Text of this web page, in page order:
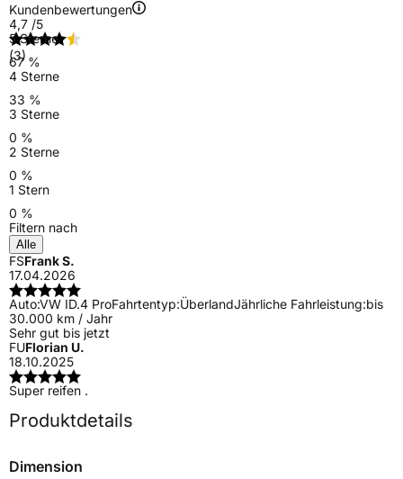
Kundenbewertungen
4,7 /5
(3)
5 Sterne
67 %
4 Sterne
33 %
3 Sterne
0 %
2 Sterne
0 %
1 Stern
0 %
Filtern nach
Alle
FSFrank S.
17.04.2026
Auto:VW ID.4 ProFahrtentyp:ÜberlandJährliche Fahrleistung:bis
30.000 km / Jahr
Sehr gut bis jetzt
FUFlorian U.
18.10.2025
Super reifen .
Produktdetails
Dimension